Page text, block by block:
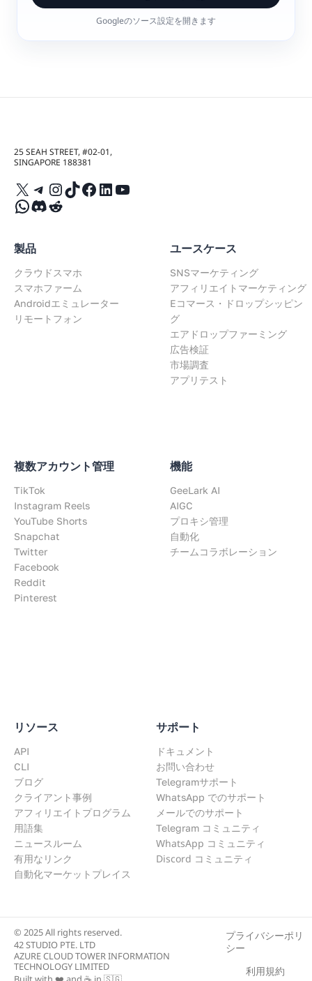
Googleのソース設定を開きます
25 SEAH STREET, #02-01,
SINGAPORE 188381
X Telegram
Instagram
TikTok
Facebook
LinkedIn
YouTube
WhatsApp
Discord
Reddit
製品
クラウドスマホ
スマホファーム
Androidエミュレーター
リモートフォン
複数アカウント管理
TikTok
Instagram Reels
YouTube Shorts
Snapchat
Twitter
Facebook
Reddit
Pinterest
ユースケース
SNSマーケティング
アフィリエイトマーケティング
Eコマース・ドロップシッピン
グ
エアドロップファーミング
広告検証
市場調査
アプリテスト
機能
GeeLark AI
AIGC
プロキシ管理
自動化
チームコラボレーション
リソース
API
CLI
ブログ
クライアント事例
アフィリエイトプログラム
用語集
ニュースルーム
有用なリンク
自動化マーケットプレイス
サポート
ドキュメント
お問い合わせ
Telegramサポート
WhatsApp でのサポート
メールでのサポート
Telegram コミュニティ
WhatsApp コミュニティ
Discord コミュニティ
© 2025 All rights reserved.
42 STUDIO PTE. LTD
AZURE CLOUD TOWER INFORMATION
TECHNOLOGY LIMITED
プライバシーポリ
シー
利用規約